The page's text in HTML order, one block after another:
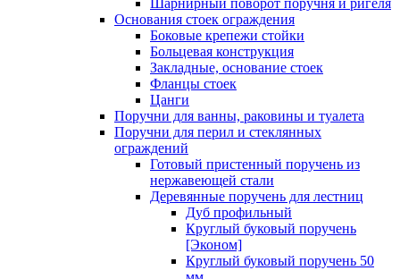
Шарнирный поворот поручня и ригеля
Основания стоек ограждения
Боковые крепежи стойки
Больцевая конструкция
Закладные, основание стоек
Фланцы стоек
Цанги
Поручни для ванны, раковины и туалета
Поручни для перил и стеклянных
ограждений
Готовый пристенный поручень из
нержавеющей стали
Деревянные поручень для лестниц
Дуб профильный
Круглый буковый поручень
[Эконом]
Круглый буковый поручень 50